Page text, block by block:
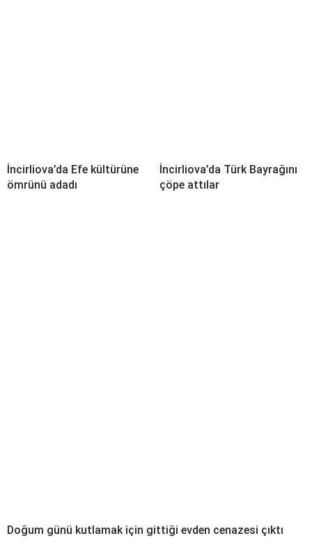
İncirliova’da Efe kültürüne
ömrünü adadı
İncirliova’da Türk Bayrağını
çöpe attılar
Doğum günü kutlamak için gittiği evden cenazesi çıktı